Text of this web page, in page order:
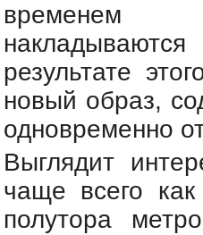
временем
результате
новый образ,
одновременно
Выглядит
чаще всего
полутора